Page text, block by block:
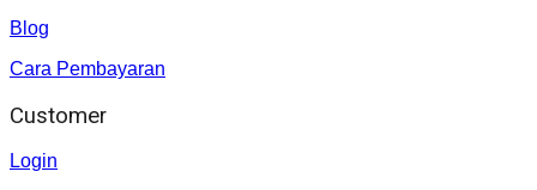
Blog
Cara Pembayaran
Customer
Login